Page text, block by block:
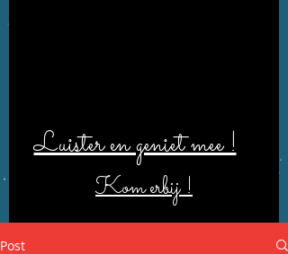
Luister en geniet mee !
Kom erbij !
Post